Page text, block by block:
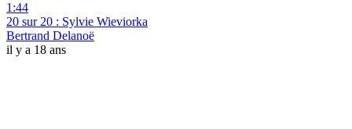
1:44
20 sur 20 : Sylvie Wieviorka
Bertrand Delanoë
il y a 18 ans